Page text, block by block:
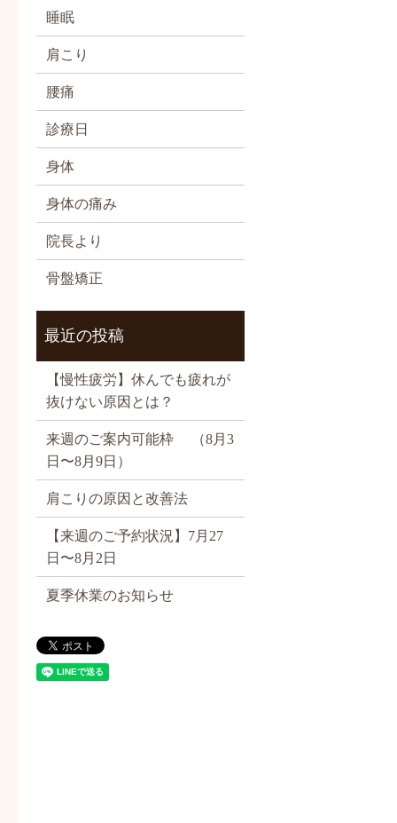
睡眠
肩こり
腰痛
診療日
身体
身体の痛み
院長より
骨盤矯正
最近の投稿
【慢性疲労】休んでも疲れが
抜けない原因とは？
来週のご案内可能枠 （8月3
日〜8月9日）
肩こりの原因と改善法
【来週のご予約状況】7月27
日〜8月2日
夏季休業のお知らせ